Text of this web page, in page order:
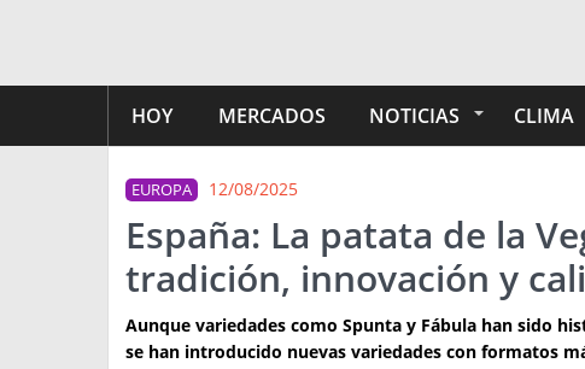
HOY MERCADOS NOTICIAS CLIMA
EUROPA 12/08/2025
España: La patata de la
tradición, innovación y
Aunque variedades como Spunta y Fábula han sido
se han introducido nuevas variedades con formatos